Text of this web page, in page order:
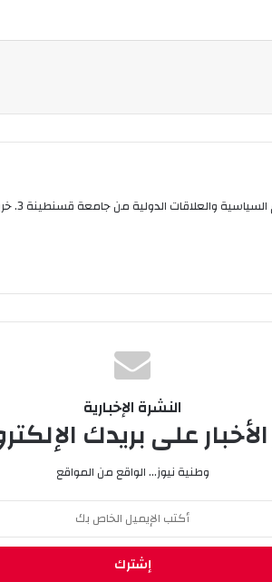
بوقلي
النشرة الإخبارية
على بريدك
وطنية نيوز... الواقع من المواقع